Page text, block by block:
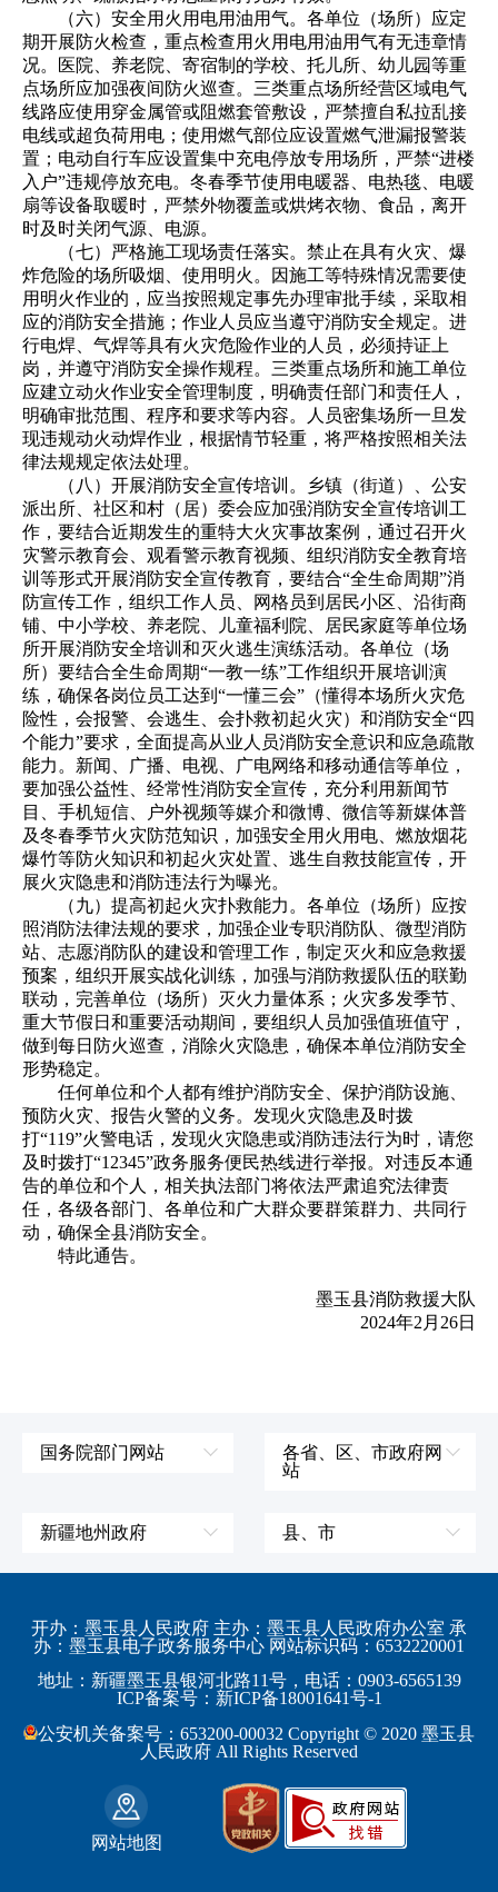
（六）安全用火用电用油用气。各单位（场所）应定
期开展防火检查，重点检查用火用电用油用气有无违章情
况。医院、养老院、寄宿制的学校、托儿所、幼儿园等重
点场所应加强夜间防火巡查。三类重点场所经营区域电气
线路应使用穿金属管或阻燃套管敷设，严禁擅自私拉乱接
电线或超负荷用电；使用燃气部位应设置燃气泄漏报警装
置；电动自行车应设置集中充电停放专用场所，严禁“进楼
入户”违规停放充电。冬春季节使用电暖器、电热毯、电暖
扇等设备取暖时，严禁外物覆盖或烘烤衣物、食品，离开
时及时关闭气源、电源。
（七）严格施工现场责任落实。禁止在具有火灾、爆
炸危险的场所吸烟、使用明火。因施工等特殊情况需要使
用明火作业的，应当按照规定事先办理审批手续，采取相
应的消防安全措施；作业人员应当遵守消防安全规定。进
行电焊、气焊等具有火灾危险作业的人员，必须持证上
岗，并遵守消防安全操作规程。三类重点场所和施工单位
应建立动火作业安全管理制度，明确责任部门和责任人，
明确审批范围、程序和要求等内容。人员密集场所一旦发
现违规动火动焊作业，根据情节轻重，将严格按照相关法
律法规规定依法处理。
（八）开展消防安全宣传培训。乡镇（街道）、公安
派出所、社区和村（居）委会应加强消防安全宣传培训工
作，要结合近期发生的重特大火灾事故案例，通过召开火
灾警示教育会、观看警示教育视频、组织消防安全教育培
训等形式开展消防安全宣传教育，要结合“全生命周期”消
防宣传工作，组织工作人员、网格员到居民小区、沿街商
铺、中小学校、养老院、儿童福利院、居民家庭等单位场
所开展消防安全培训和灭火逃生演练活动。各单位（场
所）要结合全生命周期“一教一练”工作组织开展培训演
练，确保各岗位员工达到“一懂三会”（懂得本场所火灾危
险性，会报警、会逃生、会扑救初起火灾）和消防安全“四
个能力”要求，全面提高从业人员消防安全意识和应急疏散
能力。新闻、广播、电视、广电网络和移动通信等单位，
要加强公益性、经常性消防安全宣传，充分利用新闻节
目、手机短信、户外视频等媒介和微博、微信等新媒体普
及冬春季节火灾防范知识，加强安全用火用电、燃放烟花
爆竹等防火知识和初起火灾处置、逃生自救技能宣传，开
展火灾隐患和消防违法行为曝光。
（九）提高初起火灾扑救能力。各单位（场所）应按
照消防法律法规的要求，加强企业专职消防队、微型消防
站、志愿消防队的建设和管理工作，制定灭火和应急救援
预案，组织开展实战化训练，加强与消防救援队伍的联勤
联动，完善单位（场所）灭火力量体系；火灾多发季节、
重大节假日和重要活动期间，要组织人员加强值班值守，
做到每日防火巡查，消除火灾隐患，确保本单位消防安全
形势稳定。
任何单位和个人都有维护消防安全、保护消防设施、
预防火灾、报告火警的义务。发现火灾隐患及时拨
打“119”火警电话，发现火灾隐患或消防违法行为时，请您
及时拨打“12345”政务服务便民热线进行举报。对违反本通
告的单位和个人，相关执法部门将依法严肃追究法律责
任，各级各部门、各单位和广大群众要群策群力、共同行
动，确保全县消防安全。
特此通告。
墨玉县消防救援大队
2024年2月26日
国务院部门网站
国防部
教育部
工业和信息化部
监察部
民政部
司法部
财政部
各省、区、市政府网
站
江苏省
浙江省
安徽省
福建省
江西省
山东省
新疆地州政府
伊犁哈萨克自治州
阿勒泰地区
博尔塔拉蒙古自治州
吐鲁番地区
巴音郭楞蒙古自治州
克拉玛依市
县、市
皮山县
策勒县
民丰县
和田市
开办：墨玉县人民政府 主办：墨玉县人民政府办公室 承
办：墨玉县电子政务服务中心 网站标识码：6532220001
地址：新疆墨玉县银河北路11号，电话：0903-6565139
ICP备案号：新ICP备18001641号-1
公安机关备案号：653200-00032 Copyright © 2020 墨玉县
人民政府 All Rights Reserved
网站地图